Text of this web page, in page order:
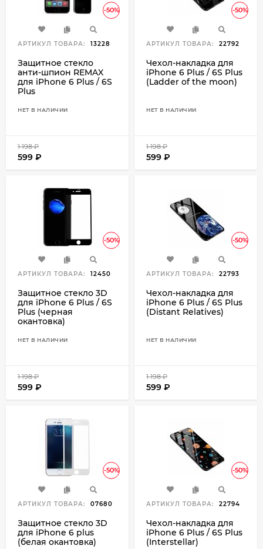
-50%
АРТИКУЛ ТОВАРА: 13228
Защитное стекло
анти-шпион REMAX
для iPhone 6 Plus / 6S
Plus
НЕТ В НАЛИЧИИ
1 198₽
599 ₽
-50%
АРТИКУЛ ТОВАРА: 22792
Чехол-накладка для
iPhone 6 Plus / 6S Plus
(Ladder of the moon)
НЕТ В НАЛИЧИИ
1 198₽
599 ₽
-50%
АРТИКУЛ ТОВАРА: 12450
Защитное стекло 3D
для iPhone 6 Plus / 6S
Plus (черная
окантовка)
НЕТ В НАЛИЧИИ
1 198₽
599 ₽
-50%
АРТИКУЛ ТОВАРА: 22793
Чехол-накладка для
iPhone 6 Plus / 6S Plus
(Distant Relatives)
НЕТ В НАЛИЧИИ
1 198₽
599 ₽
-50%
АРТИКУЛ ТОВАРА: 07680
Защитное стекло 3D
для iPhone 6 plus
(белая окантовка)
-50%
АРТИКУЛ ТОВАРА: 22794
Чехол-накладка для
iPhone 6 Plus / 6S Plus
(Interstellar)